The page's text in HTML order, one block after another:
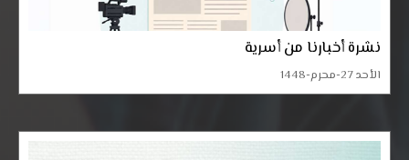
نشرة أخبارنا من أسرية
الأحد 27-محرم-1448